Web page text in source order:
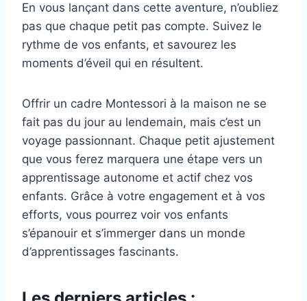
En vous lançant dans cette aventure, n’oubliez
pas que chaque petit pas compte. Suivez le
rythme de vos enfants, et savourez les
moments d’éveil qui en résultent.
Offrir un cadre Montessori à la maison ne se
fait pas du jour au lendemain, mais c’est un
voyage passionnant. Chaque petit ajustement
que vous ferez marquera une étape vers un
apprentissage autonome et actif chez vos
enfants. Grâce à votre engagement et à vos
efforts, vous pourrez voir vos enfants
s’épanouir et s’immerger dans un monde
d’apprentissages fascinants.